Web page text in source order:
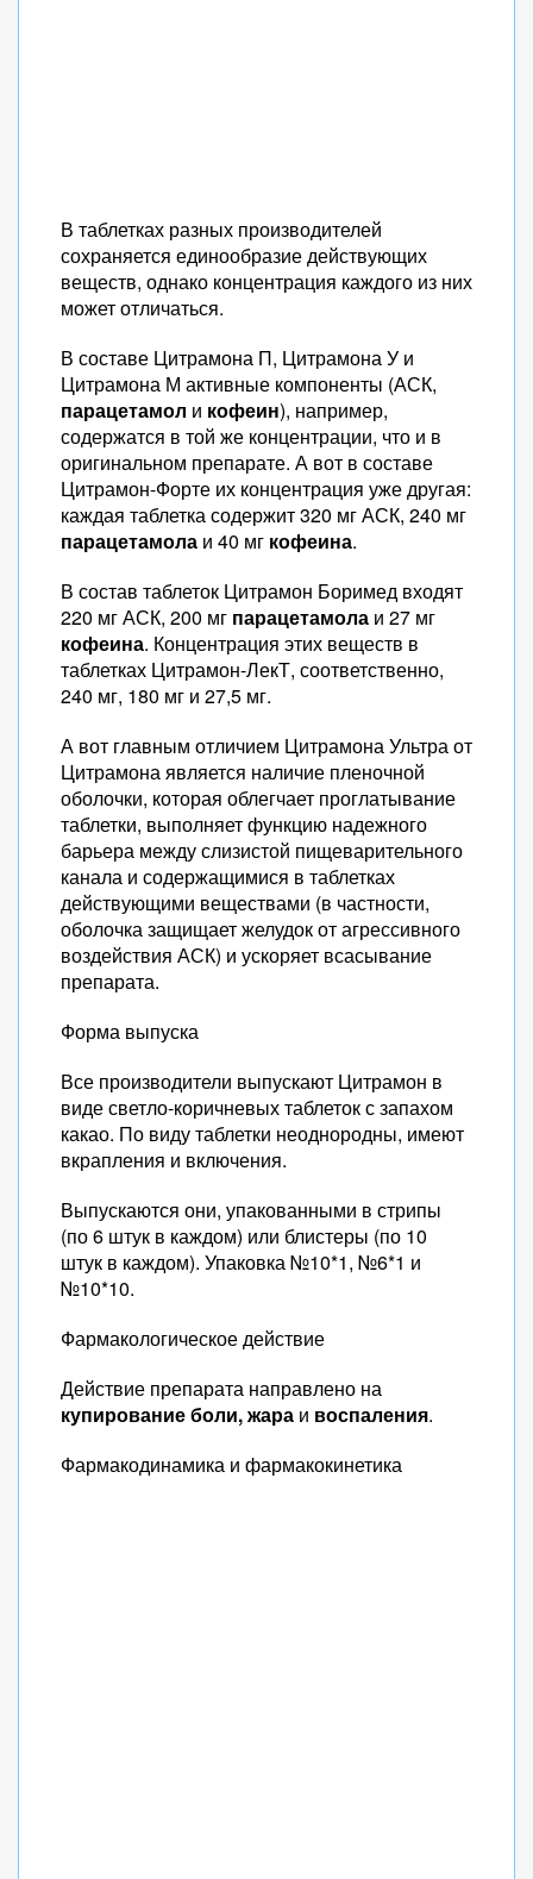
В таблетках разных производителей
сохраняется единообразие действующих
веществ, однако концентрация каждого из них
может отличаться.
В составе Цитрамона П, Цитрамона У и
Цитрамона М активные компоненты (АСК,
парацетамол и кофеин), например,
содержатся в той же концентрации, что и в
оригинальном препарате. А вот в составе
Цитрамон-Форте их концентрация уже другая:
каждая таблетка содержит 320 мг АСК, 240 мг
парацетамола и 40 мг кофеина.
В состав таблеток Цитрамон Боримед входят
220 мг АСК, 200 мг парацетамола и 27 мг
кофеина. Концентрация этих веществ в
таблетках Цитрамон-ЛекТ, соответственно,
240 мг, 180 мг и 27,5 мг.
А вот главным отличием Цитрамона Ультра от
Цитрамона является наличие пленочной
оболочки, которая облегчает проглатывание
таблетки, выполняет функцию надежного
барьера между слизистой пищеварительного
канала и содержащимися в таблетках
действующими веществами (в частности,
оболочка защищает желудок от агрессивного
воздействия АСК) и ускоряет всасывание
препарата.
Форма выпуска
Все производители выпускают Цитрамон в
виде светло-коричневых таблеток с запахом
какао. По виду таблетки неоднородны, имеют
вкрапления и включения.
Выпускаются они, упакованными в стрипы
(по 6 штук в каждом) или блистеры (по 10
штук в каждом). Упаковка №10*1, №6*1 и
№10*10.
Фармакологическое действие
Действие препарата направлено на
купирование боли, жара и воспаления.
Фармакодинамика и фармакокинетика